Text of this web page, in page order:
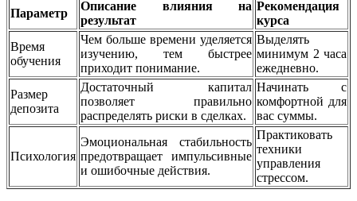
Параметр
Описание влияния на
результат
Рекомендация
курса
Время
обучения
Чем больше времени уделяется
изучению, тем быстрее
приходит понимание.
Выделять
минимум 2 часа
ежедневно.
Размер
депозита
Достаточный капитал
позволяет правильно
распределять риски в сделках.
Начинать с
комфортной для
вас суммы.
Психология
Эмоциональная стабильность
предотвращает импульсивные
и ошибочные действия.
Практиковать
техники
управления
стрессом.